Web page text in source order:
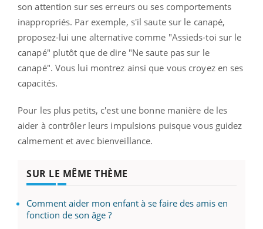
son attention sur ses erreurs ou ses comportements
inappropriés. Par exemple, s'il saute sur le canapé,
proposez-lui une alternative comme "Assieds-toi sur le
canapé" plutôt que de dire "Ne saute pas sur le
canapé". Vous lui montrez ainsi que vous croyez en ses
capacités.
Pour les plus petits, c'est une bonne manière de les
aider à contrôler leurs impulsions puisque vous guidez
calmement et avec bienveillance.
SUR LE MÊME THÈME
Comment aider mon enfant à se faire des amis en
fonction de son âge ?